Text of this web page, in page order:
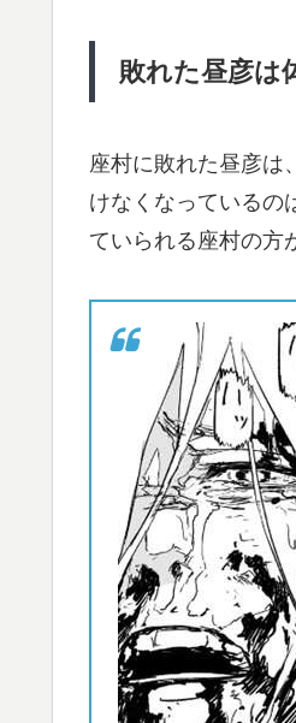
敗れた昼彦は
座村に敗れた昼彦は
けなくなっているの
ていられる座村の方